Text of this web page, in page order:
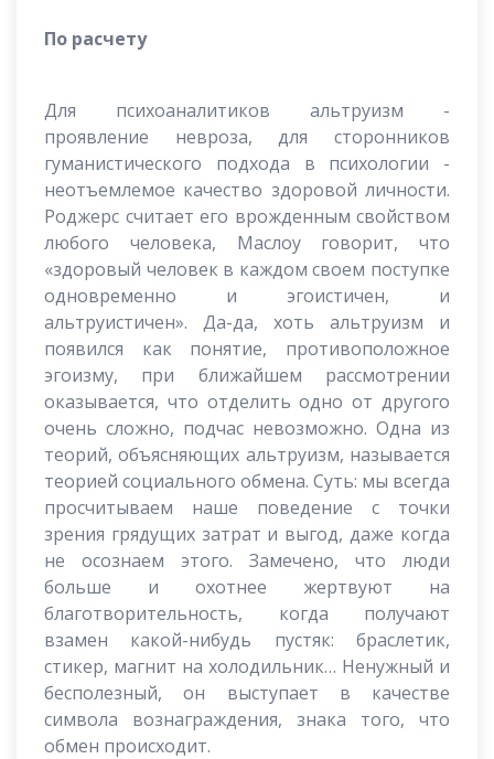
По расчету
Для психоаналитиков альтруизм -
проявление невроза, для сторонников
гуманистического подхода в психологии -
неотъемлемое качество здоровой личности.
Роджерс считает его врожденным свойством
любого человека, Маслоу говорит, что
«здоровый человек в каждом своем поступке
одновременно и эгоистичен, и
альтруистичен». Да-да, хоть альтруизм и
появился как понятие, противоположное
эгоизму, при ближайшем рассмотрении
оказывается, что отделить одно от другого
очень сложно, подчас невозможно. Одна из
теорий, объясняющих альтруизм, называется
теорией социального обмена. Суть: мы всегда
просчитываем наше поведение с точки
зрения грядущих затрат и выгод, даже когда
не осознаем этого. Замечено, что люди
больше и охотнее жертвуют на
благотворительность, когда получают
взамен какой-нибудь пустяк: браслетик,
стикер, магнит на холодильник… Ненужный и
бесполезный, он выступает в качестве
символа вознаграждения, знака того, что
обмен происходит.